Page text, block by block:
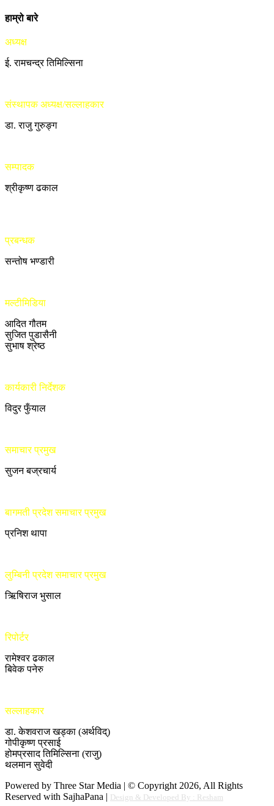
हाम्रो बारे
अध्यक्ष
ई. रामचन्द्र तिमिल्सिना
संस्थापक अध्यक्ष/सल्लाहकार
डा. राजु गुरुङ्ग
सम्पादक
श्रीकृष्ण ढकाल
प्रबन्धक
सन्तोष भण्डारी
मल्टीमिडिया
आदित गौतम
सुजित पुडासैनी
सुभाष श्रेष्ठ
कार्यकारी निर्देशक
विदुर फुँयाल
समाचार प्रमुख
सुजन बज्रचार्य
बागमती प्रदेश समाचार प्रमुख
प्रनिश थापा
लुम्बिनी प्रदेश समाचार प्रमुख
ऋिषिराज भुसाल
रिपोर्टर
रामेश्वर ढकाल
बिवेक पनेरु
सल्लाहकार
डा. केशवराज खड्का (अर्थविद्)
गोपीकृष्ण प्रसाई
होमप्रसाद तिमिल्सिना (राजु)
थलमान सुवेदी
Powered by Three Star Media | © Copyright 2026, All Rights
Reserved with SajhaPana | Design & Developed By : Resham